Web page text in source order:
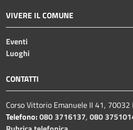
VIVERE IL COMUNE
Eventi
Luoghi
CONTATTI
Corso Vittorio Emanuele II 41,
Telefono:080 3716137, 080